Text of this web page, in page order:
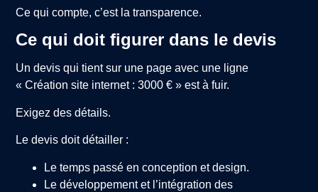
Ce qui compte, c’est la transparence.
Ce qui doit figurer dans le devis
Un devis qui tient sur une page avec une ligne
« Création site internet : 3000 € » est à fuir.
Exigez des détails.
Le devis doit détailler :
Le temps passé en conception et design.
Le développement et l’intégration des